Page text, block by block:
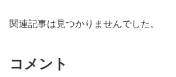
関連記事は見つかりませんでした。
コメント